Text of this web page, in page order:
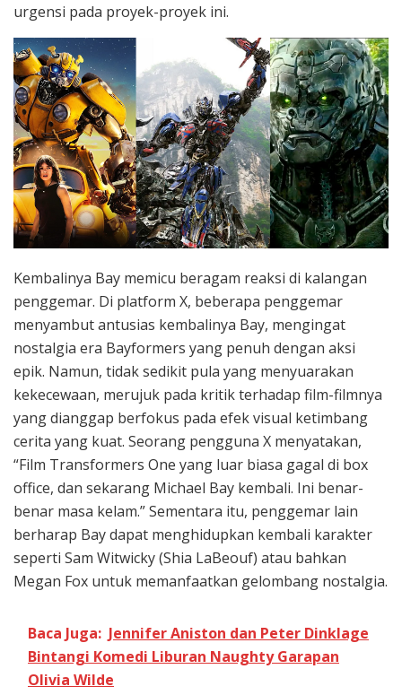
urgensi pada proyek-proyek ini.
Kembalinya Bay memicu beragam reaksi di kalangan
penggemar. Di platform X, beberapa penggemar
menyambut antusias kembalinya Bay, mengingat
nostalgia era Bayformers yang penuh dengan aksi
epik. Namun, tidak sedikit pula yang menyuarakan
kekecewaan, merujuk pada kritik terhadap film-filmnya
yang dianggap berfokus pada efek visual ketimbang
cerita yang kuat. Seorang pengguna X menyatakan,
“Film Transformers One yang luar biasa gagal di box
office, dan sekarang Michael Bay kembali. Ini benar-
benar masa kelam.” Sementara itu, penggemar lain
berharap Bay dapat menghidupkan kembali karakter
seperti Sam Witwicky (Shia LaBeouf) atau bahkan
Megan Fox untuk memanfaatkan gelombang nostalgia.
Baca Juga: Jennifer Aniston dan Peter Dinklage
Bintangi Komedi Liburan Naughty Garapan
Olivia Wilde